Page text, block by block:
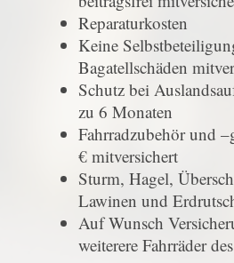
Reparaturkosten
Keine
Bagatellschäden
Schutz bei
zu 6 Monaten
Fahrradzubehör und
€ mitversichert
Sturm, Hagel,
Lawinen und
Auf Wunsch
weiterere Fahrräder